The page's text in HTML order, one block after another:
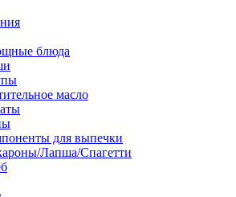
блюда
масло
для выпечки
Лапша/Спагетти